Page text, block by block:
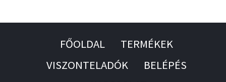
FŐOLDAL
TERMÉKEK
VISZONTELADÓK
BELÉPÉS